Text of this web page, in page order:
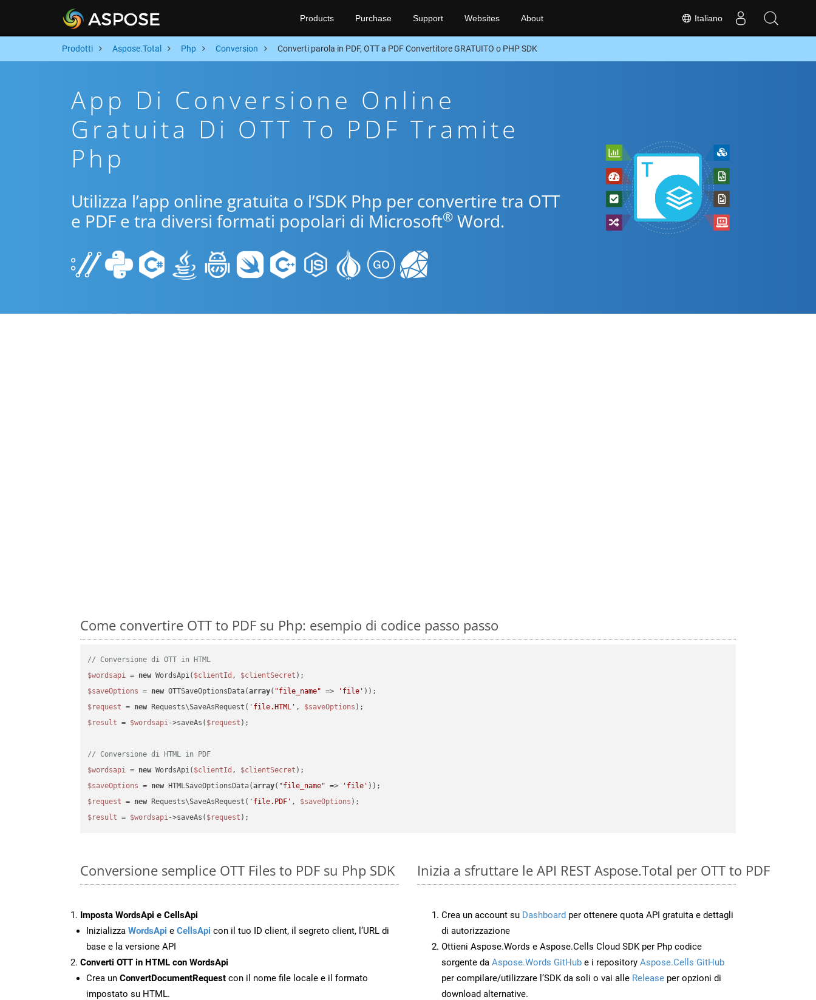
Italiano
Products Purchase Support Websites About
Prodotti Aspose.Total Php Conversion Converti parola in PDF, OTT a PDF Convertitore GRATUITO o PHP SDK
App Di Conversione Online
Gratuita Di OTT To PDF Tramite
Php
Utilizza l’app online gratuita o l’SDK Php per convertire tra OTT
e PDF e tra diversi formati popolari di Microsoft® Word.
Come convertire OTT to PDF su Php: esempio di codice passo passo
// Conversione di OTT in HTML
$wordsapi = new WordsApi( $clientId , $clientSecret
$saveOptions = new OTTSaveOptionsData(array( "file_name" => 'file'
$request = new Requests\SaveAsRequest( 'file.HTML' , $saveOptions
$result = $wordsapi->saveAs( $request );
// Conversione di HTML in PDF
$wordsapi = new WordsApi( $clientId , $clientSecret
$saveOptions = new HTMLSaveOptionsData(array( "file_name" => 'file'
$request = new Requests\SaveAsRequest( 'file.PDF' , $saveOptions
$result = $wordsapi->saveAs( $request
Conversione semplice OTT Files to PDF su Php SDK
Imposta WordsApi e CellsApi
Inizializza WordsApi e CellsApi con il tuo ID client, il segreto client, l’URL di
base e la versione API
Converti OTT in HTML con WordsApi
Crea un ConvertDocumentRequest con il nome file locale e il formato
impostato su HTML.
Inizia a sfruttare le API REST Aspose.Total per OTT to PDF
Crea un account su Dashboard per ottenere quota API gratuita e dettagli
di autorizzazione
Ottieni Aspose.Words e Aspose.Cells Cloud SDK per Php codice
sorgente da Aspose.Words GitHub e i repository Aspose.Cells GitHub
per compilare/utilizzare l’SDK da soli o vai alle Release per opzioni di
download alternative.